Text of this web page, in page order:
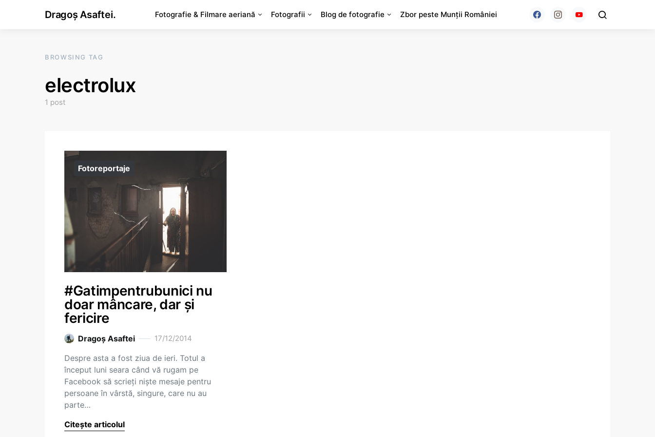
Dragoș Asaftei. Fotografie & Filmare aeriană Fotografii Blog de fotografie Zbor peste Munții României
BROWSING TAG
electrolux
1 post
Fotoreportaje
#Gatimpentrubunici nu
doar mâncare, dar și
fericire
Dragoş Asaftei 17/12/2014
Despre asta a fost ziua de ieri. Totul a
început luni seara când vă rugam pe
Facebook să scrieți niște mesaje pentru
persoane în vârstă, singure, care nu au
parte…
Citește articolul